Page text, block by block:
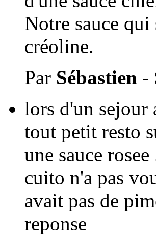
Notre sauce qui
créoline.
Par Sébastien -
lors d'un sejour
tout petit resto
une sauce
cuito n'a pas
avait pas de
reponse